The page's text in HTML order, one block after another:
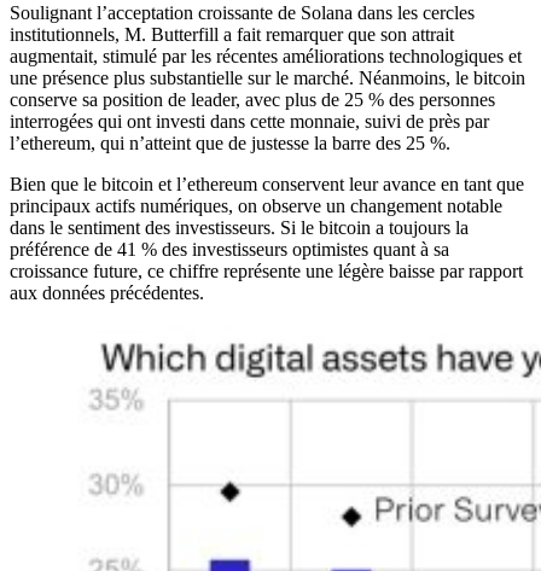
Soulignant l’acceptation croissante de Solana dans les cercles
institutionnels, M. Butterfill a fait remarquer que son attrait
augmentait, stimulé par les récentes améliorations technologiques et
une présence plus substantielle sur le marché. Néanmoins, le bitcoin
conserve sa position de leader, avec plus de 25 % des personnes
interrogées qui ont investi dans cette monnaie, suivi de près par
l’ethereum, qui n’atteint que de justesse la barre des 25 %.
Bien que le bitcoin et l’ethereum conservent leur avance en tant que
principaux actifs numériques, on observe un changement notable
dans le sentiment des investisseurs. Si le bitcoin a toujours la
préférence de 41 % des investisseurs optimistes quant à sa
croissance future, ce chiffre représente une légère baisse par rapport
aux données précédentes.